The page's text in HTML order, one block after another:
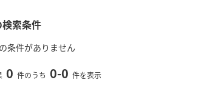
索条件
条件がありません
0 件のうち 0-0 件を表示